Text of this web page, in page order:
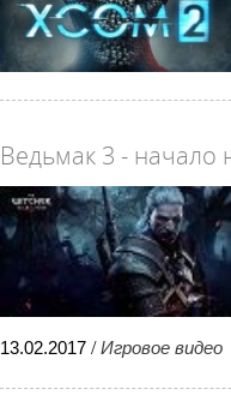
Ведьмак 3 - начало
13.02.2017 / Игровое видео